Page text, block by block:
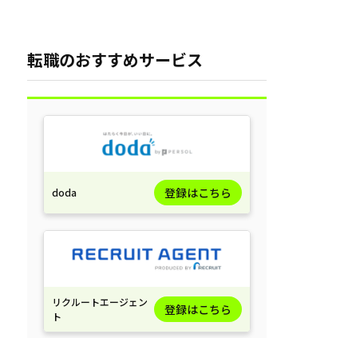
転職のおすすめサービス
doda 登録はこちら
リクルートエージェン
ト
登録はこちら